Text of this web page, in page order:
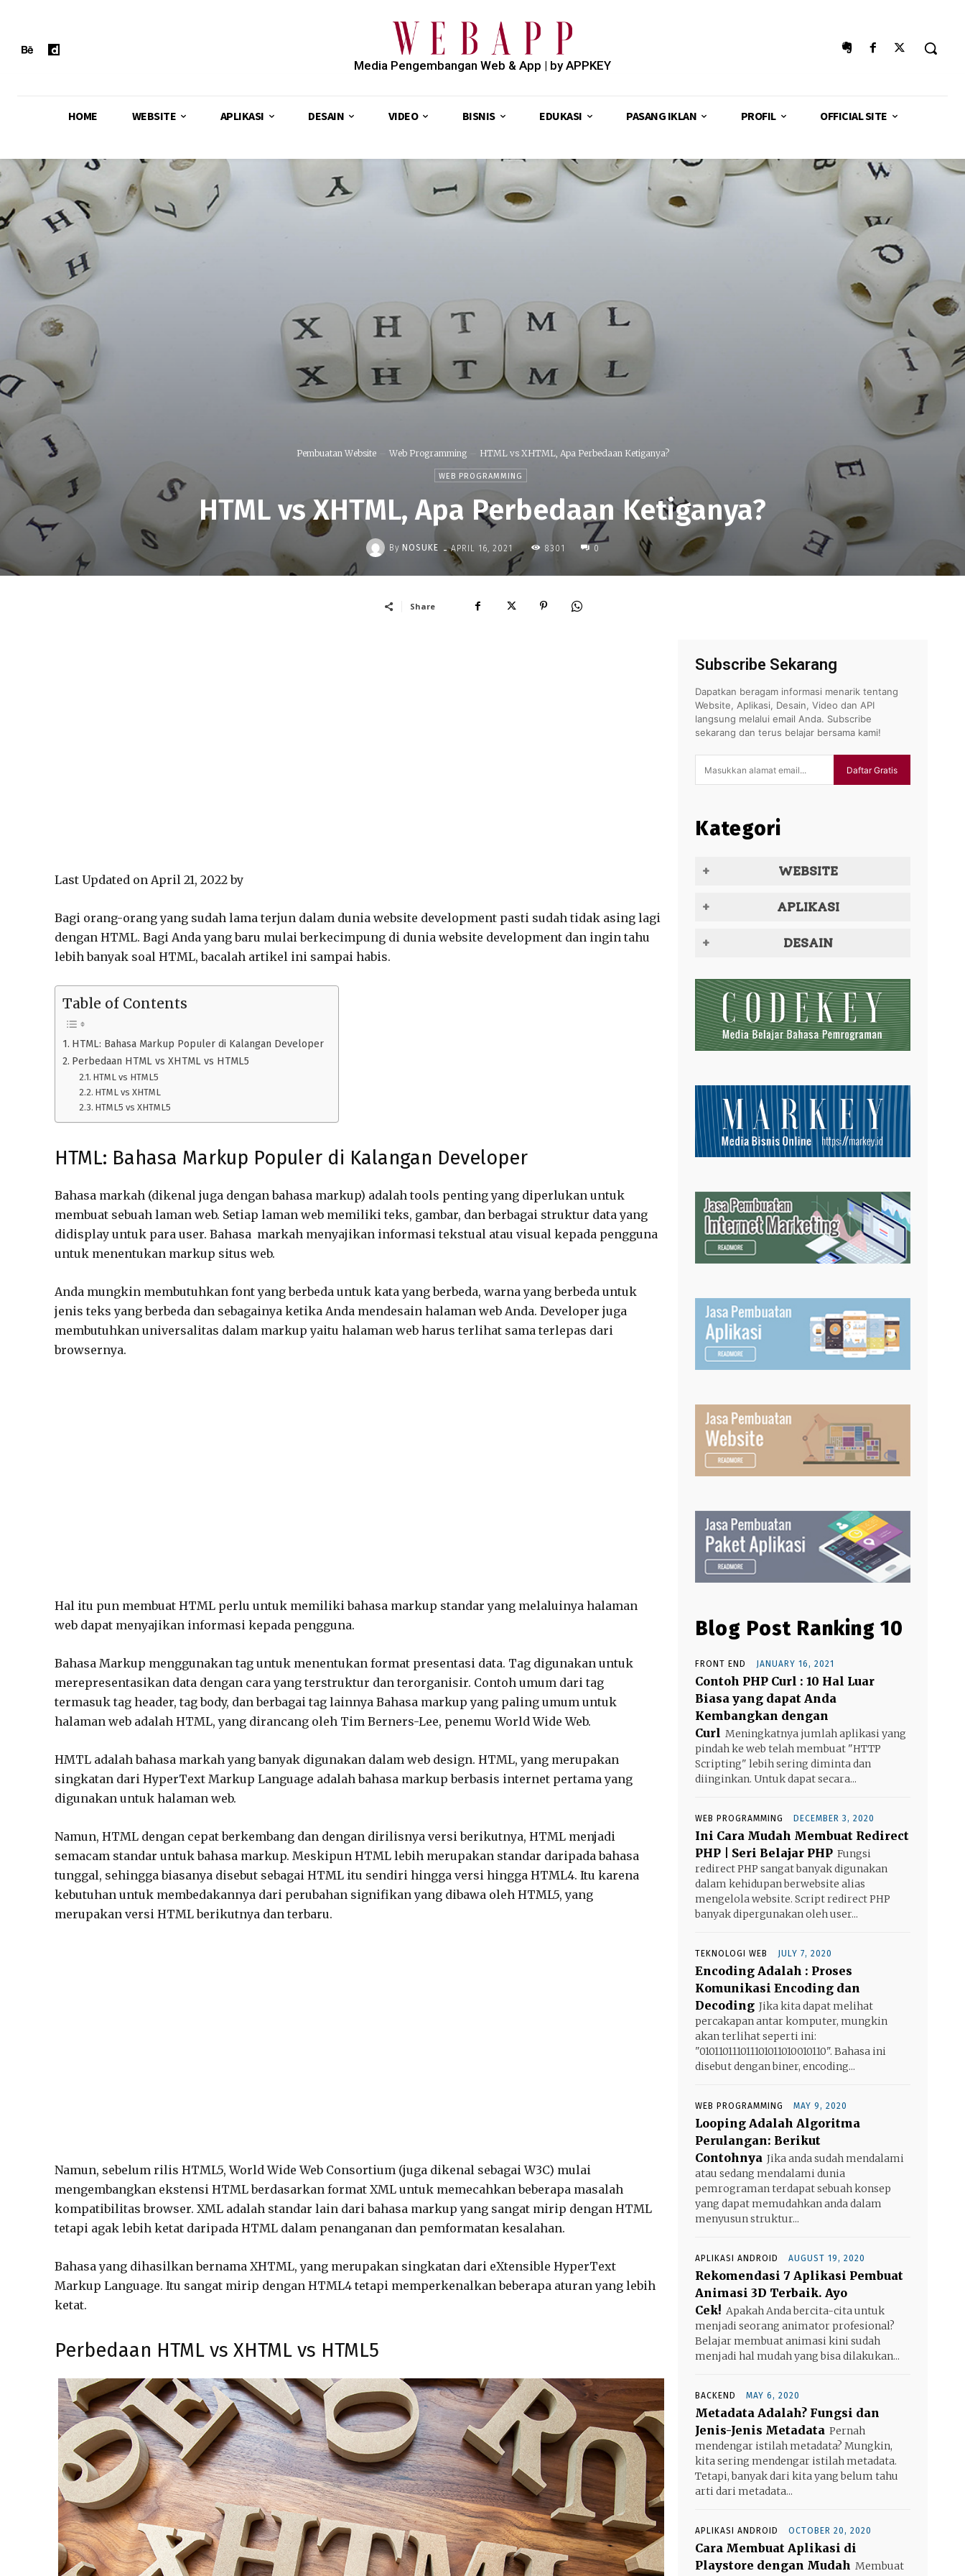
Media Pengembangan Web & App | by APPKEY
HOME WEBSITE APLIKASI DESAIN VIDEO BISNIS EDUKASI PASANG IKLAN PROFIL OFFICIAL SITE
Pembuatan Website Web Programming HTML vs XHTML, Apa Perbedaan Ketiganya?
WEB PROGRAMMING
HTML vs XHTML, Apa Perbedaan Ketiganya?
By NOSUKE - APRIL 16, 2021 8301 0
Share
Last Updated on April 21, 2022 by
Bagi orang-orang yang sudah lama terjun dalam dunia website development pasti sudah tidak asing lagi
dengan HTML. Bagi Anda yang baru mulai berkecimpung di dunia website development dan ingin tahu
lebih banyak soal HTML, bacalah artikel ini sampai habis.
Table of Contents
HTML: Bahasa Markup Populer di Kalangan Developer
Perbedaan HTML vs XHTML vs HTML5
HTML vs HTML5
HTML vs XHTML
HTML5 vs XHTML5
HTML: Bahasa Markup Populer di Kalangan Developer
Bahasa markah (dikenal juga dengan bahasa markup) adalah tools penting yang diperlukan untuk
membuat sebuah laman web. Setiap laman web memiliki teks, gambar, dan berbagai struktur data yang
didisplay untuk para user. Bahasa markah menyajikan informasi tekstual atau visual kepada pengguna
untuk menentukan markup situs web.
Anda mungkin membutuhkan font yang berbeda untuk kata yang berbeda, warna yang berbeda untuk
jenis teks yang berbeda dan sebagainya ketika Anda mendesain halaman web Anda. Developer juga
membutuhkan universalitas dalam markup yaitu halaman web harus terlihat sama terlepas dari
browsernya.
Hal itu pun membuat HTML perlu untuk memiliki bahasa markup standar yang melaluinya halaman
web dapat menyajikan informasi kepada pengguna.
Bahasa Markup menggunakan tag untuk menentukan format presentasi data. Tag digunakan untuk
merepresentasikan data dengan cara yang terstruktur dan terorganisir. Contoh umum dari tag
termasuk tag header, tag body, dan berbagai tag lainnya Bahasa markup yang paling umum untuk
halaman web adalah HTML, yang dirancang oleh Tim Berners-Lee, penemu World Wide Web.
HMTL adalah bahasa markah yang banyak digunakan dalam web design. HTML, yang merupakan
singkatan dari HyperText Markup Language adalah bahasa markup berbasis internet pertama yang
digunakan untuk halaman web.
Namun, HTML dengan cepat berkembang dan dengan dirilisnya versi berikutnya, HTML menjadi
semacam standar untuk bahasa markup. Meskipun HTML lebih merupakan standar daripada bahasa
tunggal, sehingga biasanya disebut sebagai HTML itu sendiri hingga versi hingga HTML4. Itu karena
kebutuhan untuk membedakannya dari perubahan signifikan yang dibawa oleh HTML5, yang
merupakan versi HTML berikutnya dan terbaru.
Namun, sebelum rilis HTML5, World Wide Web Consortium (juga dikenal sebagai W3C) mulai
mengembangkan ekstensi HTML berdasarkan format XML untuk memecahkan beberapa masalah
kompatibilitas browser. XML adalah standar lain dari bahasa markup yang sangat mirip dengan HTML
tetapi agak lebih ketat daripada HTML dalam penanganan dan pemformatan kesalahan.
Bahasa yang dihasilkan bernama XHTML, yang merupakan singkatan dari eXtensible HyperText
Markup Language. Itu sangat mirip dengan HTML4 tetapi memperkenalkan beberapa aturan yang lebih
ketat.
Perbedaan HTML vs XHTML vs HTML5
Subscribe Sekarang
Dapatkan beragam informasi menarik tentang
Website, Aplikasi, Desain, Video dan API
langsung melalui email Anda. Subscribe
sekarang dan terus belajar bersama kami!
Daftar Gratis
Kategori
WEBSITE
APLIKASI
DESAIN
Blog Post Ranking 10
FRONT END JANUARY 16, 2021
Contoh PHP Curl : 10 Hal Luar
Biasa yang dapat Anda
Kembangkan dengan
Curl Meningkatnya jumlah aplikasi yang
pindah ke web telah membuat "HTTP
Scripting" lebih sering diminta dan
diinginkan. Untuk dapat secara...
WEB PROGRAMMING DECEMBER 3, 2020
Ini Cara Mudah Membuat Redirect
PHP | Seri Belajar PHP Fungsi
redirect PHP sangat banyak digunakan
dalam kehidupan berwebsite alias
mengelola website. Script redirect PHP
banyak dipergunakan oleh user...
TEKNOLOGI WEB JULY 7, 2020
Encoding Adalah : Proses
Komunikasi Encoding dan
Decoding Jika kita dapat melihat
percakapan antar komputer, mungkin
akan terlihat seperti ini:
"010110111011101011010010110". Bahasa ini
disebut dengan biner, encoding...
WEB PROGRAMMING MAY 9, 2020
Looping Adalah Algoritma
Perulangan: Berikut
Contohnya Jika anda sudah mendalami
atau sedang mendalami dunia
pemrograman terdapat sebuah konsep
yang dapat memudahkan anda dalam
menyusun struktur...
APLIKASI ANDROID AUGUST 19, 2020
Rekomendasi 7 Aplikasi Pembuat
Animasi 3D Terbaik. Ayo
Cek! Apakah Anda bercita-cita untuk
menjadi seorang animator profesional?
Belajar membuat animasi kini sudah
menjadi hal mudah yang bisa dilakukan...
BACKEND MAY 6, 2020
Metadata Adalah? Fungsi dan
Jenis-Jenis Metadata Pernah
mendengar istilah metadata? Mungkin,
kita sering mendengar istilah metadata.
Tetapi, banyak dari kita yang belum tahu
arti dari metadata...
APLIKASI ANDROID OCTOBER 20, 2020
Cara Membuat Aplikasi di
Playstore dengan Mudah Membuat